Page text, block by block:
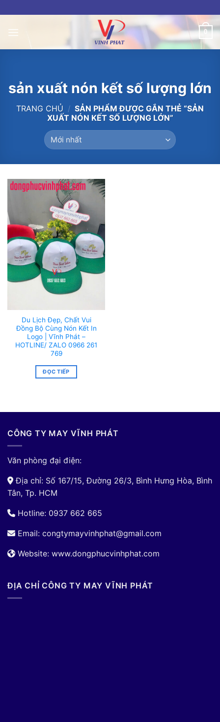
to
content
0
sản xuất nón kết số lượng lớn
TRANG CHỦ / SẢN PHẨM ĐƯỢC GẮN THẺ “SẢN
XUẤT NÓN KẾT SỐ LƯỢNG LỚN”
Du Lịch Đẹp, Chất Vui
Đồng Bộ Cùng Nón Kết In
Logo | Vĩnh Phát –
HOTLINE/ ZALO 0966 261
769
ĐỌC TIẾP
CÔNG TY MAY VĨNH PHÁT
Văn phòng đại điện:
Địa chỉ: Số 167/15, Đường 26/3, Bình Hưng Hòa, Bình
Tân, Tp. HCM
Hotline: 0937 662 665
Email: congtymayvinhphat@gmail.com
Website: www.dongphucvinhphat.com
ĐỊA CHỈ CÔNG TY MAY VĨNH PHÁT